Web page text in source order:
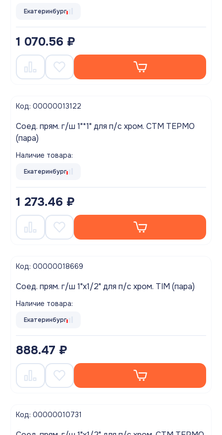
Екатеринбург
1 070.56 ₽
Код: 00000013122
Соед. прям. г/ш 1"*1" для п/с хром. СТМ ТЕРМО
(пара)
Наличие товара:
Екатеринбург
1 273.46 ₽
Код: 00000018669
Соед. прям. г/ш 1"х1/2" для п/с хром. TIM (пара)
Наличие товара:
Екатеринбург
888.47 ₽
Код: 00000010731